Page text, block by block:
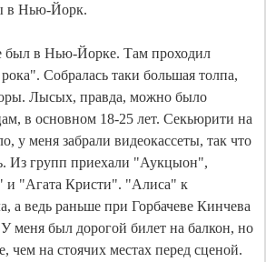
в Нью-Йорк.
был в Нью-Йорке. Там проходил
Собралась таки большая толпа,
Лысых, правда, можно было
в основном 18-25 лет. Секьюрити на
у меня забрали видеокассеты, так что
Из групп приехали "Аукцыон",
"Агата Кристи". "Алиса" к
а ведь раньше при Горбачеве Кинчева
меня был дорогой билет на балкон, но
чем на стоячих местах перед сценой.